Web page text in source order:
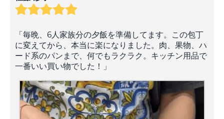
「毎晩、6人家族分の夕飯を準備してます。この包丁
に変えてから、本当に楽になりました。肉、果物、ハ
ード系のパンまで、何でもラクラク。キッチン用品で
一番いい買い物でした！」